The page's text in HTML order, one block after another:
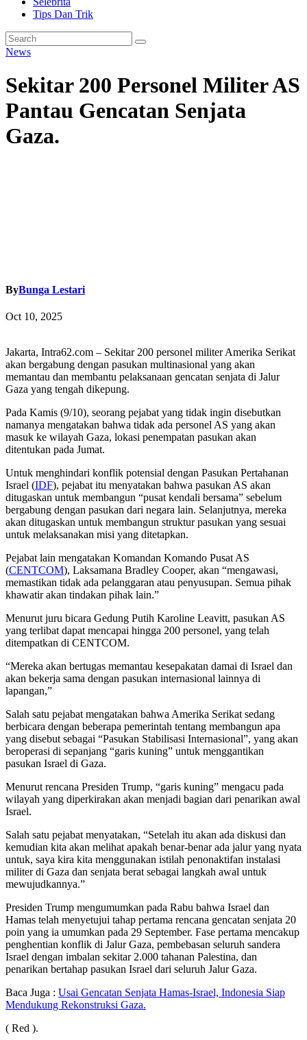
Tips Dan Trik
News
Sekitar 200 Personel Militer AS
Pantau Gencatan Senjata
Gaza.
ByBunga Lestari
Oct 10, 2025
Jakarta, Intra62.com – Sekitar 200 personel militer Amerika Serikat
akan bergabung dengan pasukan multinasional yang akan
memantau dan membantu pelaksanaan gencatan senjata di Jalur
Gaza yang tengah dikepung.
Pada Kamis (9/10), seorang pejabat yang tidak ingin disebutkan
namanya mengatakan bahwa tidak ada personel AS yang akan
masuk ke wilayah Gaza, lokasi penempatan pasukan akan
ditentukan pada Jumat.
Untuk menghindari konflik potensial dengan Pasukan Pertahanan
Israel (IDF), pejabat itu menyatakan bahwa pasukan AS akan
ditugaskan untuk membangun “pusat kendali bersama” sebelum
bergabung dengan pasukan dari negara lain. Selanjutnya, mereka
akan ditugaskan untuk membangun struktur pasukan yang sesuai
untuk melaksanakan misi yang ditetapkan.
Pejabat lain mengatakan Komandan Komando Pusat AS
(CENTCOM), Laksamana Bradley Cooper, akan “mengawasi,
memastikan tidak ada pelanggaran atau penyusupan. Semua pihak
khawatir akan tindakan pihak lain.”
Menurut juru bicara Gedung Putih Karoline Leavitt, pasukan AS
yang terlibat dapat mencapai hingga 200 personel, yang telah
ditempatkan di CENTCOM.
“Mereka akan bertugas memantau kesepakatan damai di Israel dan
akan bekerja sama dengan pasukan internasional lainnya di
lapangan,”
Salah satu pejabat mengatakan bahwa Amerika Serikat sedang
berbicara dengan beberapa pemerintah tentang membangun apa
yang disebut sebagai “Pasukan Stabilisasi Internasional”, yang akan
beroperasi di sepanjang “garis kuning” untuk menggantikan
pasukan Israel di Gaza.
Menurut rencana Presiden Trump, “garis kuning” mengacu pada
wilayah yang diperkirakan akan menjadi bagian dari penarikan awal
Israel.
Salah satu pejabat menyatakan, “Setelah itu akan ada diskusi dan
kemudian kita akan melihat apakah benar-benar ada jalur yang nyata
untuk, saya kira kita menggunakan istilah penonaktifan instalasi
militer di Gaza dan senjata berat sebagai langkah awal untuk
mewujudkannya.”
Presiden Trump mengumumkan pada Rabu bahwa Israel dan
Hamas telah menyetujui tahap pertama rencana gencatan senjata 20
poin yang ia umumkan pada 29 September. Fase pertama mencakup
penghentian konflik di Jalur Gaza, pembebasan seluruh sandera
Israel dengan imbalan sekitar 2.000 tahanan Palestina, dan
penarikan bertahap pasukan Israel dari seluruh Jalur Gaza.
Baca Juga : Usai Gencatan Senjata Hamas-Israel, Indonesia Siap
Mendukung Rekonstruksi Gaza.
( Red ).